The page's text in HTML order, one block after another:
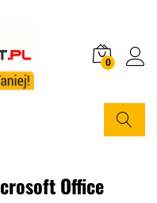
0
Office